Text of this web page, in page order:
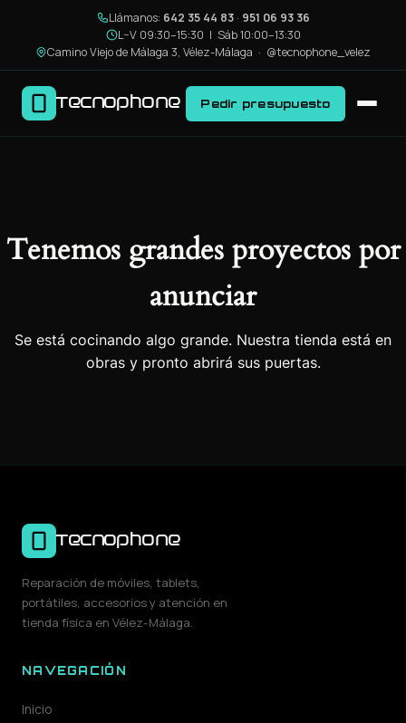
Llámanos: 642 35 44 83· 951 06 93 36
L–V 09:30–15:30 | Sáb 10:00–13:30
Camino Viejo de Málaga 3, Vélez-Málaga · @tecnophone_velez
Tecnophone Pedir presupuesto
Tenemos grandes proyectos por
anunciar
Se está cocinando algo grande. Nuestra tienda está en
obras y pronto abrirá sus puertas.
Tecnophone
Reparación de móviles, tablets,
portátiles, accesorios y atención en
tienda física en Vélez-Málaga.
NAVEGACIÓN
Inicio